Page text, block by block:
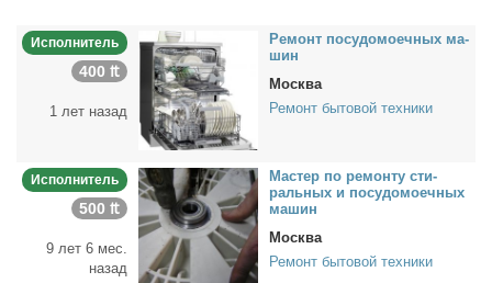
Исполнитель
400 ₶
1 лет назад
Ре­монт по­су­до­мо­еч­ных ма­
шин
Москва
Ремонт бытовой техники
Исполнитель
500 ₶
9 лет 6 мес.
назад
Ма­стер по ре­мон­ту сти­
раль­ных и по­су­до­мо­еч­ных
ма­шин
Москва
Ремонт бытовой техники